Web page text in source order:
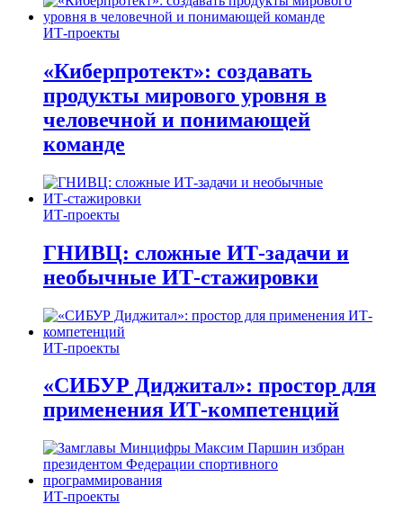
ИТ-проекты
«Киберпротект»: создавать
продукты мирового уровня в
человечной и понимающей
команде
ИТ-проекты
ГНИВЦ: сложные ИТ‑задачи и
необычные ИТ‑стажировки
ИТ-проекты
«СИБУР Диджитал»: простор для
применения ИТ-компетенций
ИТ-проекты